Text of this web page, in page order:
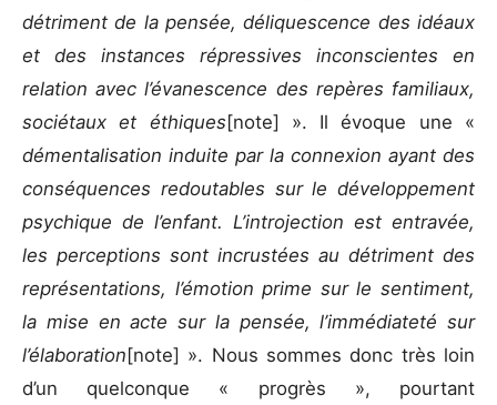
détriment de la pensée, déliquescence des idéaux
et des instances répressives inconscientes en
relation avec l’évanescence des repères familiaux,
sociétaux et éthiques[note] ». Il évoque une «
démentalisation induite par la connexion ayant des
conséquences redoutables sur le développement
psychique de l’enfant. L’introjection est entravée,
les perceptions sont incrustées au détriment des
représentations, l’émotion prime sur le sentiment,
la mise en acte sur la pensée, l’immédiateté sur
l’élaboration[note] ». Nous sommes donc très loin
d’un quelconque « progrès », pourtant